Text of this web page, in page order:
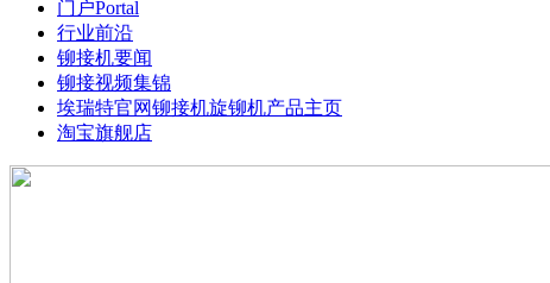
门户Portal
行业前沿
铆接机要闻
铆接视频集锦
埃瑞特官网铆接机旋铆机产品主页
淘宝旗舰店